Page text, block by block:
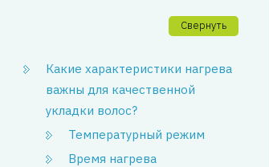
Свернуть
Какие характеристики нагрева
важны для качественной
укладки волос?
Температурный режим
Время нагрева